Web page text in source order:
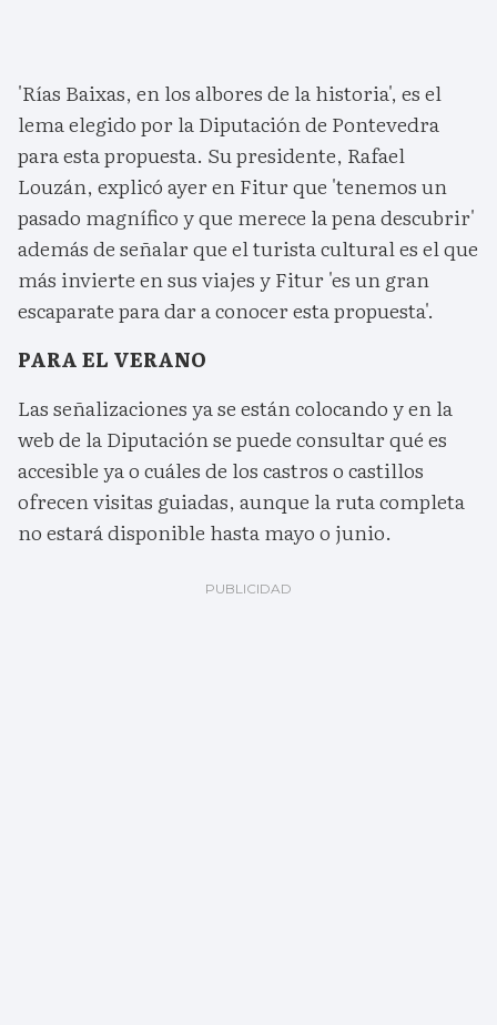
'Rías Baixas, en los albores de la historia', es el
lema elegido por la Diputación de Pontevedra
para esta propuesta. Su presidente, Rafael
Louzán, explicó ayer en Fitur que 'tenemos un
pasado magnífico y que merece la pena descubrir'
además de señalar que el turista cultural es el que
más invierte en sus viajes y Fitur 'es un gran
escaparate para dar a conocer esta propuesta'.
PARA EL VERANO
Las señalizaciones ya se están colocando y en la
web de la Diputación se puede consultar qué es
accesible ya o cuáles de los castros o castillos
ofrecen visitas guiadas, aunque la ruta completa
no estará disponible hasta mayo o junio.